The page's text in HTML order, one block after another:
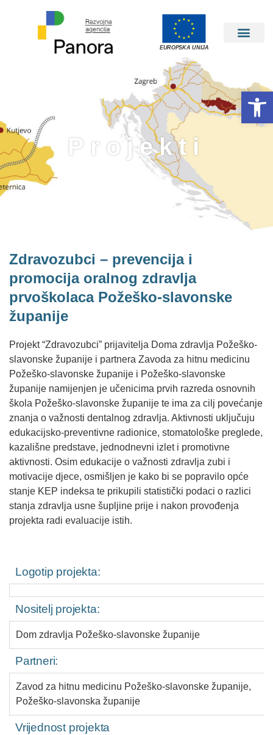
EUROPSKA UNIJA
Projekti
Zdravozubci – prevencija i
promocija oralnog zdravlja
prvoškolaca Požeško-slavonske
županije
Projekt “Zdravozubci” prijavitelja Doma zdravlja Požeško-
slavonske županije i partnera Zavoda za hitnu medicinu
Požeško-slavonske županije i Požeško-slavonske
županije namijenjen je učenicima prvih razreda osnovnih
škola Požeško-slavonske županije te ima za cilj povećanje
znanja o važnosti dentalnog zdravlja. Aktivnosti uključuju
edukacijsko-preventivne radionice, stomatološke preglede,
kazališne predstave, jednodnevni izlet i promotivne
aktivnosti. Osim edukacije o važnosti zdravlja zubi i
motivacije djece, osmišljen je kako bi se popravilo opće
stanje KEP indeksa te prikupili statistički podaci o razlici
stanja zdravlja usne šupljine prije i nakon provođenja
projekta radi evaluacije istih.
Logotip projekta:
Nositelj projekta:
Dom zdravlja Požeško-slavonske županije
Partneri:
Zavod za hitnu medicinu Požeško-slavonske županije,
Požeško-slavonska županije
Vrijednost projekta